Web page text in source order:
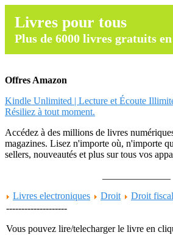
Livres pour tous
Plus de 6000 livres gratuits
Offres Amazon
Kindle Unlimited | Lecture et Écoute
Résiliez à tout moment.
Accédez à des millions de livres
magazines. Lisez n'importe où, n'importe
sellers, nouveautés et plus sur tous vos
Livres electroniques
Droit
Droit fiscal
--------------------
Vous pouvez lire/telecharger le livre en